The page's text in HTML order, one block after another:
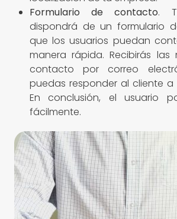
Formulario de contacto.
dispondrá de un formulario
que los usuarios puedan
manera rápida. Recibirás las
contacto por correo
puedas responder al cliente
En conclusión, el usuario
fácilmente.